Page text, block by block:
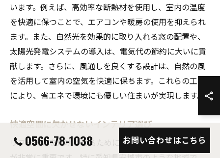
います。例えば、高効率な断熱材を使用し、室内の温度
を快適に保つことで、エアコンや暖房の使用を抑えられ
ます。また、自然光を効果的に取り入れる窓の配置や、
太陽光発電システムの導入は、電気代の節約に大いに貢
献します。さらに、風通しを良くする設計は、自然の風
を活用して室内の空気を快適に保ちます。これらの工夫
により、省エネで環境にも優しい住まいが実現します。
快適空間に欠かせないインテリア選び
リフォームを成功させるためには、インテリアの選び方
0566-78-1038 お問い合わせはこちら